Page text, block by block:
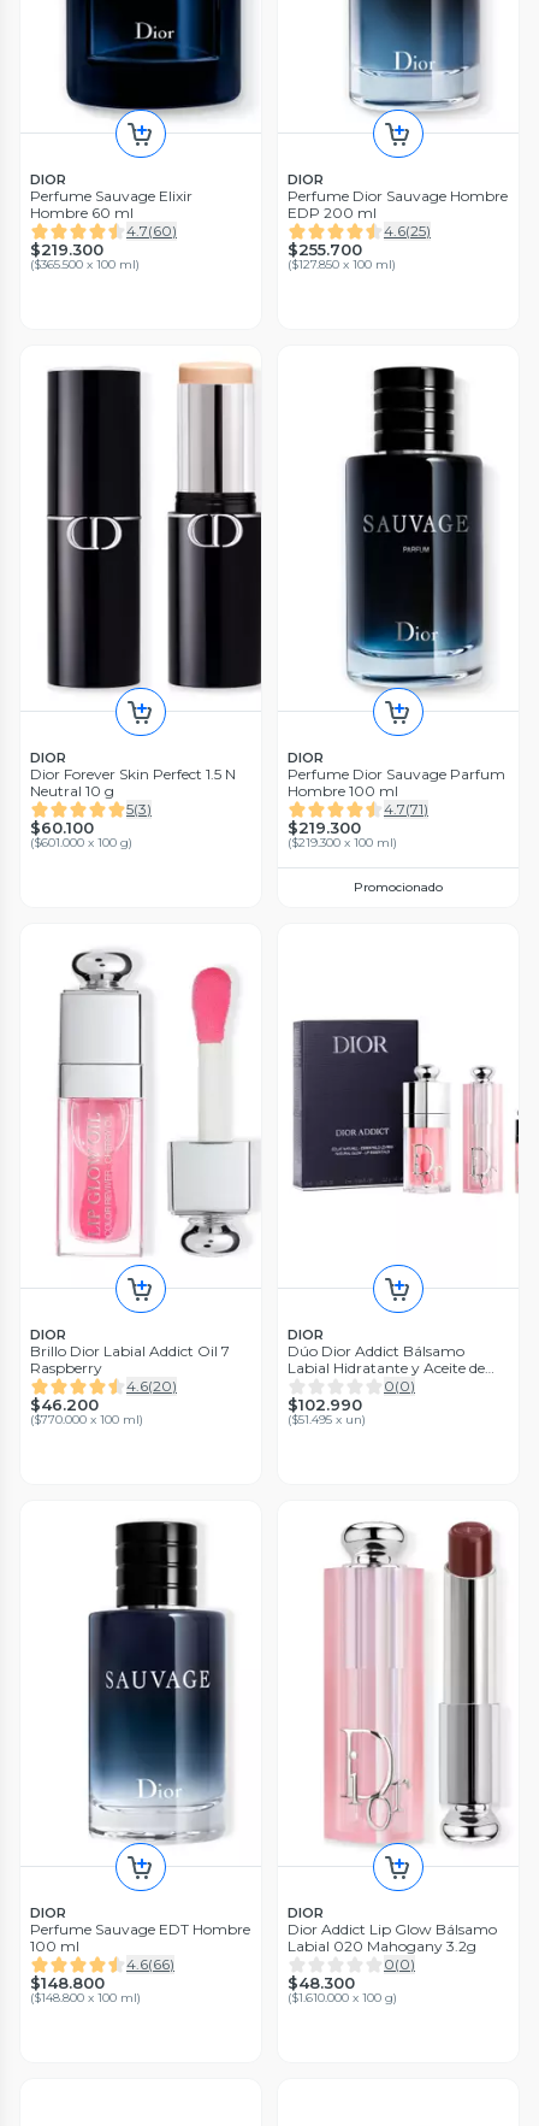
DIOR
Perfume Sauvage Elixir
Hombre 60 ml
4.7(60)
$219.300
($365.500 x 100 ml)
DIOR
Perfume Dior Sauvage Hombre
EDP 200 ml
4.6(25)
$255.700
($127.850 x 100 ml)
DIOR
Dior Forever Skin Perfect 1.5 N
Neutral 10 g
5(3)
$60.100
($601.000 x 100 g)
DIOR
Perfume Dior Sauvage Parfum
Hombre 100 ml
4.7(71)
$219.300
($219.300 x 100 ml)
Promocionado
DIOR
Brillo Dior Labial Addict Oil 7
Raspberry
4.6(20)
$46.200
($770.000 x 100 ml)
DIOR
Dúo Dior Addict Bálsamo
Labial Hidratante y Aceite de
Labios 001 Pink
0(0)
$102.990
($51.495 x un)
DIOR
Perfume Sauvage EDT Hombre
100 ml
4.6(66)
$148.800
($148.800 x 100 ml)
DIOR
Dior Addict Lip Glow Bálsamo
Labial 020 Mahogany 3.2g
0(0)
$48.300
($1.610.000 x 100 g)